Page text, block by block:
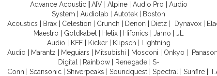
Advance Acoustic
AIV| Alpine| Audio Pro
Audio
System
Audiolab Autotek
Boston
Acoustics
Brax Celestion Crunch Denon Dietz Dynavox
Maestro
Goldkabel Helix Hifonics Jamo
JL
Audio
KEF| Kicker| Klipsch
Lightning
Audio
Marantz Meguiars Mitsubishi Mosconi Onkyo
Digital
Rainbow| Renegade| S-
Conn
Scansonic Shiverpeaks Soundquest Spectral Sunfire